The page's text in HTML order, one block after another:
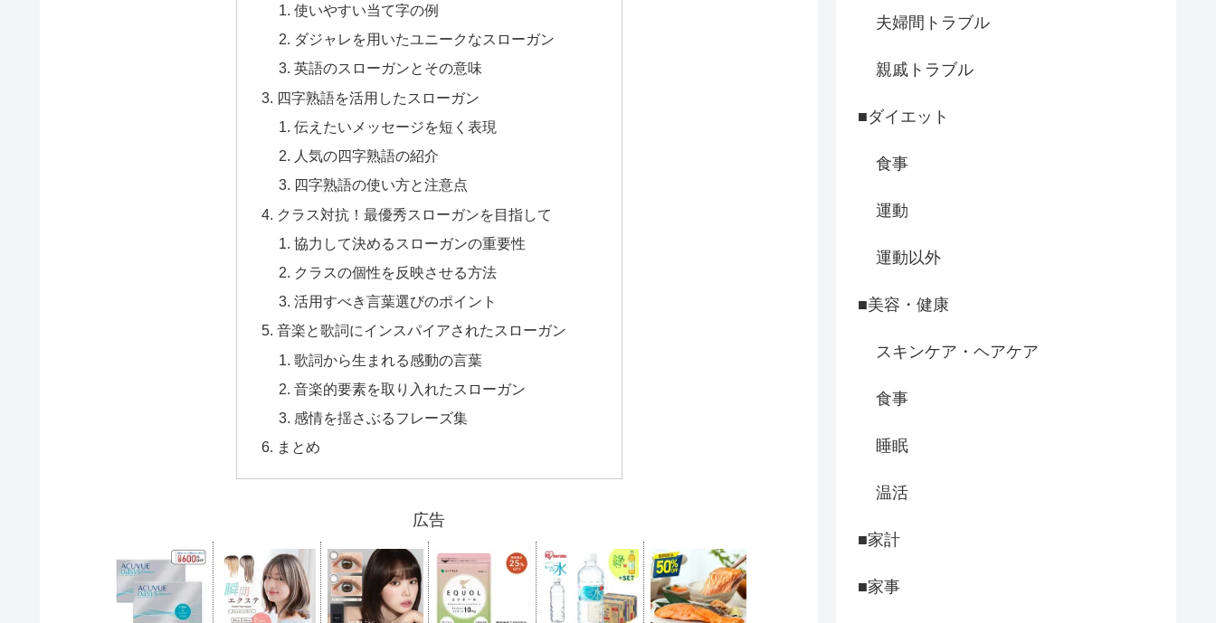
使いやすい当て字の例
ダジャレを用いたユニークなスローガン
英語のスローガンとその意味
四字熟語を活用したスローガン
伝えたいメッセージを短く表現
人気の四字熟語の紹介
四字熟語の使い方と注意点
クラス対抗！最優秀スローガンを目指して
協力して決めるスローガンの重要性
クラスの個性を反映させる方法
活用すべき言葉選びのポイント
音楽と歌詞にインスパイアされたスローガン
歌詞から生まれる感動の言葉
音楽的要素を取り入れたスローガン
感情を揺さぶるフレーズ集
まとめ
広告
夫婦間トラブル
親戚トラブル
■ダイエット
食事
運動
運動以外
■美容・健康
スキンケア・ヘアケア
食事
睡眠
温活
■家計
■家事